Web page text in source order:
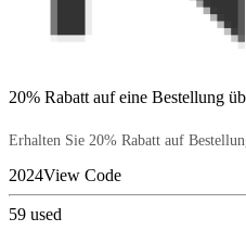
20% Rabatt auf eine Bestellung
Erhalten Sie 20% Rabatt auf
2024View Code
59 used